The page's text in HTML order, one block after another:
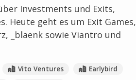
Investments und Exits,
Heute geht es um Exit Games,
_blaenk sowie Viantro und
Vito Ventures
Earlybird